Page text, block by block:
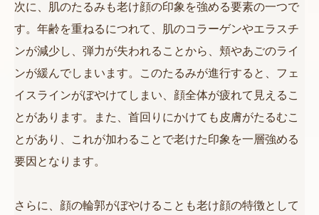
次に、肌のたるみも老け顔の印象を強める要素の一つで
す。年齢を重ねるにつれて、肌のコラーゲンやエラスチ
ンが減少し、弾力が失われることから、頬やあごのライ
ンが緩んでしまいます。このたるみが進行すると、フェ
イスラインがぼやけてしまい、顔全体が疲れて見えるこ
とがあります。また、首回りにかけても皮膚がたるむこ
とがあり、これが加わることで老けた印象を一層強める
要因となります。
さらに、顔の輪郭がぼやけることも老け顔の特徴として